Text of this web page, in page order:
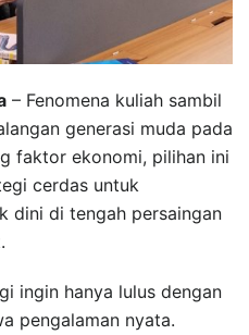
– Fenomena kuliah sambil
generasi muda pada
faktor ekonomi, pilihan ini
cerdas untuk
dini di tengah persaingan
ingin hanya lulus dengan
pengalaman nyata.